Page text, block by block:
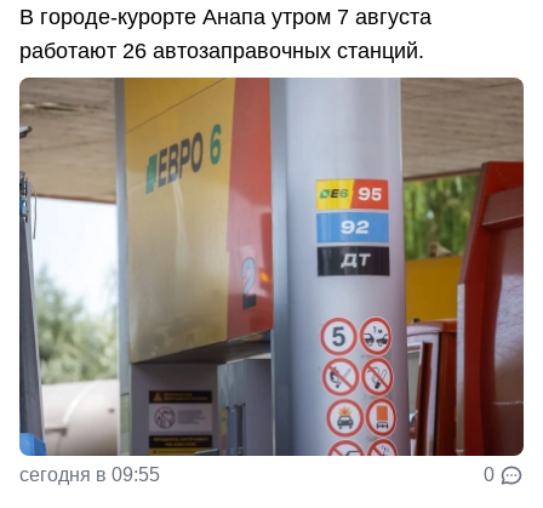
В городе-курорте Анапа утром 7 августа
работают 26 автозаправочных станций.
сегодня в 09:55 0